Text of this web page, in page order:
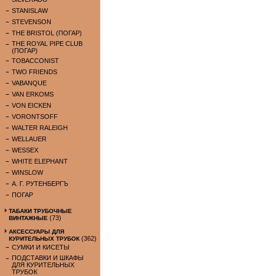
STANISLAW
STEVENSON
THE BRISTOL (ПОГАР)
THE ROYAL PIPE CLUB
(ПОГАР)
TOBACCONIST
TWO FRIENDS
VABANQUE
VAN ERKOMS
VON EICKEN
VORONTSOFF
WALTER RALEIGH
WELLAUER
WESSEX
WHITE ELEPHANT
WINSLOW
А. Г. РУТЕНБЕРГЪ
ПОГАР
ТАБАКИ ТРУБОЧНЫЕ
ВИНТАЖНЫЕ (73)
АКСЕССУАРЫ ДЛЯ
КУРИТЕЛЬНЫХ ТРУБОК (362)
СУМКИ И КИСЕТЫ
ПОДСТАВКИ И ШКАФЫ
ДЛЯ КУРИТЕЛЬНЫХ
ТРУБОК